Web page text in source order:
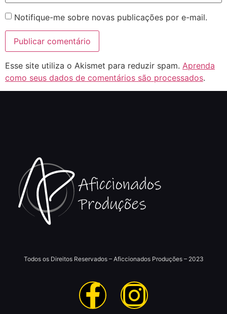
Notifique-me sobre novas publicações por e-mail.
Esse site utiliza o Akismet para reduzir spam. Aprenda
como seus dados de comentários são processados.
Todos os Direitos Reservados – Aficcionados Produções – 2023